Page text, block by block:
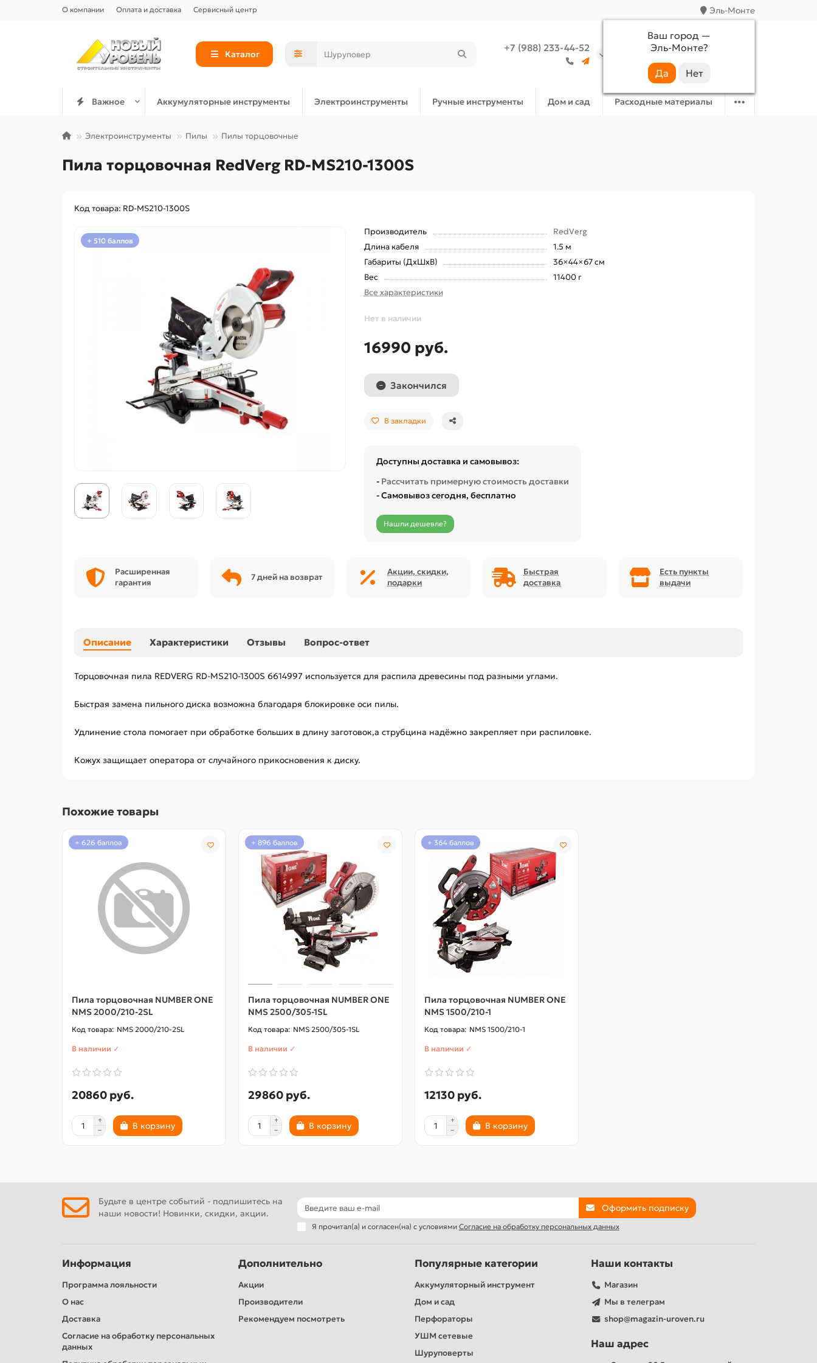
О компании Оплата и доставка Сервисный центр Эль-Монте
Ваш город —
Эль-Монте?
Каталог
+7 (988) 233-44-52
Аккаунт Избранное
Важное Аккумуляторные инструменты Электроинструменты Ручные инструменты Дом и сад Расходные материалы
Электроинструменты Пилы Пилы торцовочные
Пила торцовочная RedVerg RD-MS210-1300S
Код товара: RD-MS210-1300S
+ 510 баллов
Производитель
RedVerg
Длина кабеля
1.5 м
Габариты (ДхШхВ)
36×44×67 см
Вес
11400 г
Все характеристики
Нет в наличии
16990 руб.
Закончился
В закладки
Доступны доставка и самовывоз:
- Рассчитать примерную стоимость доставки
- Самовывоз сегодня, бесплатно
Нашли дешевле?
Расширенная
гарантия
7 дней на возврат
Акции, скидки,
подарки
Быстрая
доставка
Есть пункты
выдачи
Описание Характеристики Отзывы Вопрос-ответ
Торцовочная пила REDVERG RD-MS210-1300S 6614997 используется для распила древесины под разными углами.
Быстрая замена пильного диска возможна благодаря блокировке оси пилы.
Удлинение стола помогает при обработке больших в длину заготовок,а струбцина надёжно закрепляет при распиловке.
Кожух защищает оператора от случайного прикосновения к диску.
Похожие товары
+ 626 баллов
Пила торцовочная NUMBER ONE
NMS 2000/210-2SL
NMS 2000/210-2SL
В наличии ✓
20860 руб.
В корзину
+ 896 баллов
Пила торцовочная NUMBER ONE
NMS 2500/305-1SL
NMS 2500/305-1SL
В наличии ✓
29860 руб.
В корзину
+ 364 баллов
Пила торцовочная NUMBER ONE
NMS 1500/210-1
NMS 1500/210-1
В наличии ✓
12130 руб.
В корзину
Будьте в центре событий - подпишитесь на
наши новости! Новинки, скидки, акции.
Оформить подписку
Я прочитал(а) и согласен(на) с условиями Согласие на обработку персональных данных
Информация
Программа лояльности
О нас
Доставка
Согласие на обработку персональных
данных
Дополнительно
Акции
Производители
Рекомендуем посмотреть
Популярные категории
Аккумуляторный инструмент
Дом и сад
Перфораторы
УШМ сетевые
Шуруповерты
Наши контакты
Магазин
Мы в телеграм
shop@magazin-uroven.ru
Наш адрес